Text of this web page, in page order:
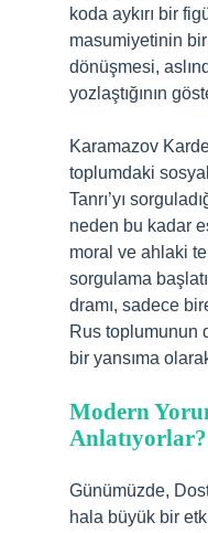
koda aykırı bir
masumiyetinin
dönüşmesi,
yozlaştığının
Karamazov
toplumdaki
Tanrı’yı
neden bu kadar
moral ve ahlaki
sorgulama
dramı, sadece
Rus toplumunun
bir yansıma
Modern
Anlatıyorlar?
Günümüzde,
hala büyük bir